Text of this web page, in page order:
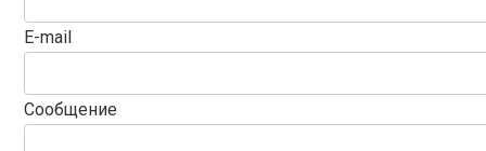
E-mail
Сообщение